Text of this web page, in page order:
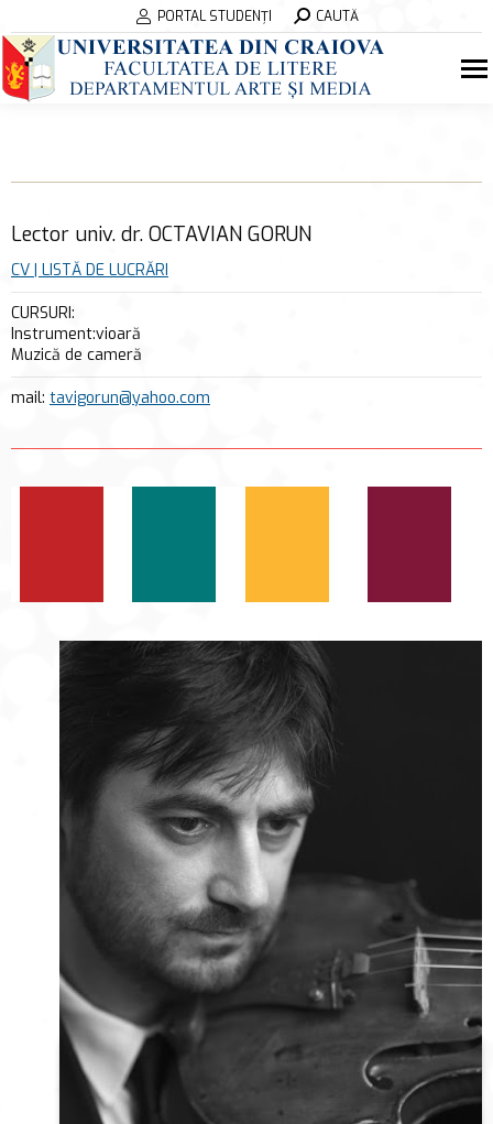
PORTAL STUDENȚI Search:CAUTĂ
Lector univ. dr. OCTAVIAN GORUN
CV | LISTĂ DE LUCRĂRI
CURSURI:
Instrument:vioară
Muzică de cameră
mail: tavigorun@yahoo.com